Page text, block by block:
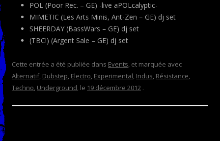
POL (Poor Rec. – GE) -live aPOLcalyptic-
MIMETIC (Les Arts Minis, Ant-Zen – GE) dj set
SHEERDAY (BassWars – GE) dj set
(TBC!) (Argent Sale – GE) dj set
Cette entrée a été publiée dans Events, et marquée avec
Alternatif, Dubstep, Electro, Experimental, Indus, Résistance,
Techno, Underground, le 19 décembre 2012 .